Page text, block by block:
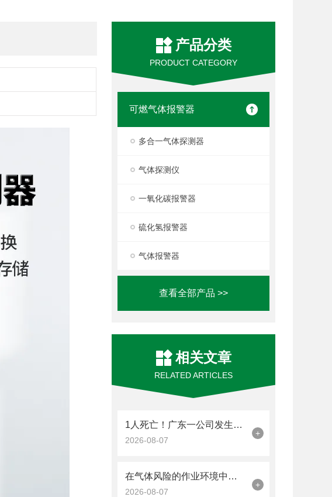
产品分类
PRODUCT CATEGORY
可燃气体报警器
多合一气体探测器
气体探测仪
一氧化碳报警器
硫化氢报警器
气体报警器
查看全部产品 >>
相关文章
RELATED ARTICLES
1人死亡！广东一公司发生硫化氢中毒事故
2026-08-07
+
在气体风险的作业环境中，工业气体报警器是关键的一道防线
2026-08-07
+